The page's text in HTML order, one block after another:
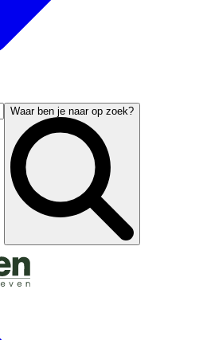
Waar ben je naar op zoek?